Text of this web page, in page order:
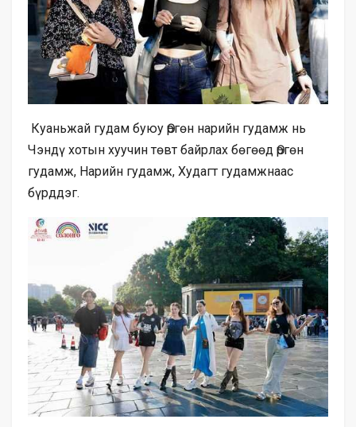
Куаньжай гудам буюу Өргөн нарийн гудамж нь
Чэндү хотын хуучин төвт байрлах бөгөөд Өргөн
гудамж, Нарийн гудамж, Худагт гудамжнаас
бүрддэг.